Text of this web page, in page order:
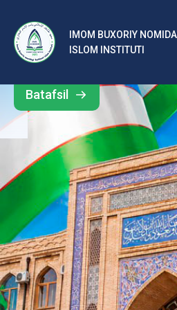
IMOM BUXORIY
ISLOM INSTITUTI
b
al
ar
o‘
rt
a
si
d
Barcha
yangiliklar
Batafsil